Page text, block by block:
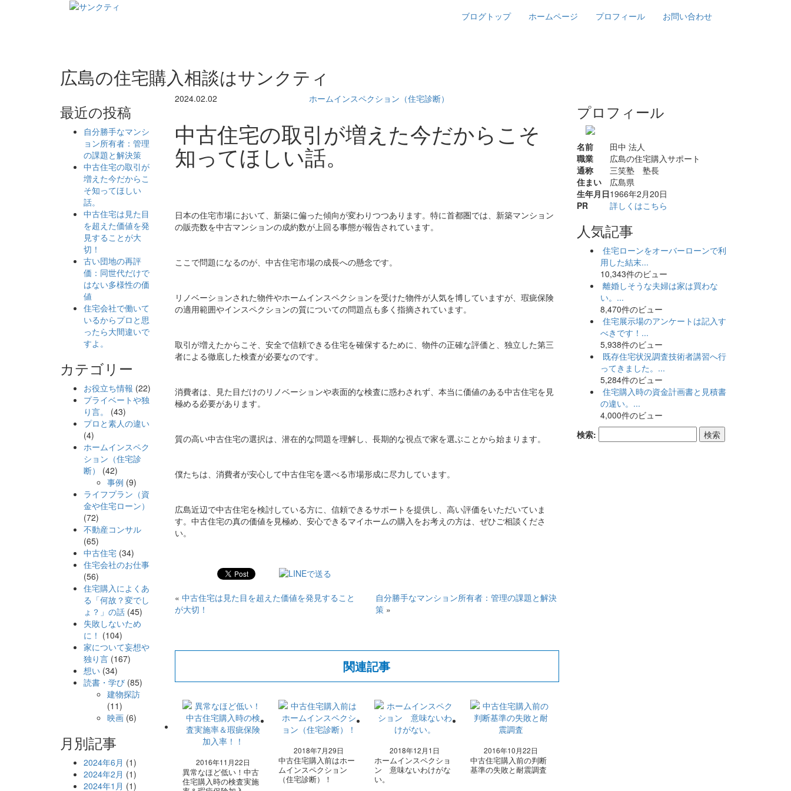
ブログトップ ホームページ プロフィール お問い合わせ
広島の住宅購入相談はサンクティ
2024.02.02 ホームインスペクション（住宅診断）
中古住宅の取引が増えた今だからこそ
知ってほしい話。
日本の住宅市場において、新築に偏った傾向が変わりつつあります。特に首都圏では、新築マンション
の販売数を中古マンションの成約数が上回る事態が報告されています。
ここで問題になるのが、中古住宅市場の成長への懸念です。
リノベーションされた物件やホームインスペクションを受けた物件が人気を博していますが、瑕疵保険
の適用範囲やインスペクションの質についての問題点も多く指摘されています。
取引が増えたからこそ、安全で信頼できる住宅を確保するために、物件の正確な評価と、独立した第三
者による徹底した検査が必要なのです。
消費者は、見た目だけのリノベーションや表面的な検査に惑わされず、本当に価値のある中古住宅を見
極める必要があります。
質の高い中古住宅の選択は、潜在的な問題を理解し、長期的な視点で家を選ぶことから始まります。
僕たちは、消費者が安心して中古住宅を選べる市場形成に尽力しています。
広島近辺で中古住宅を検討している方に、信頼できるサポートを提供し、高い評価をいただいていま
す。中古住宅の真の価値を見極め、安心できるマイホームの購入をお考えの方は、ぜひご相談くださ
い。
« 中古住宅は見た目を超えた価値を発見すること
が大切！
自分勝手なマンション所有者：管理の課題と解決
策 »
関連記事
2016年11月22日
異常なほど低い！中古
住宅購入時の検査実施
2018年7月29日
中古住宅購入前はホー
ムインスペクション
（住宅診断）！
2018年12月1日
ホームインスペクショ
ン 意味ないわけがな
い。
2016年10月22日
中古住宅購入前の判断
基準の失敗と耐震調査
プロフィール
名前
田中 法人
職業
広島の住宅購入サポート
通称
三笑塾 塾長
住まい
広島県
生年月日1966年2月20日
PR
詳しくはこちら
人気記事
住宅ローンをオーバーローンで利
用した結末...
10,343件のビュー
離婚しそうな夫婦は家は買わな
い。...
8,470件のビュー
住宅展示場のアンケートは記入す
べきです！...
5,938件のビュー
既存住宅状況調査技術者講習へ行
ってきました。...
5,284件のビュー
住宅購入時の資金計画書と見積書
の違い。...
4,000件のビュー
検索:
最近の投稿
自分勝手なマンシ
ョン所有者：管理
の課題と解決策
中古住宅の取引が
増えた今だからこ
そ知ってほしい
話。
中古住宅は見た目
を超えた価値を発
見することが大
切！
古い団地の再評
価：同世代だけで
はない多様性の価
値
住宅会社で働いて
いるからプロと思
ったら大間違いで
すよ。
カテゴリー
お役立ち情報 (22)
プライベートや独
り言。
(43)
プロと素人の違い
(4)
ホームインスペク
ション（住宅診
断）
(42)
事例 (9)
ライフプラン（資
金や住宅ローン）
(72)
不動産コンサル
(65)
中古住宅 (34)
住宅会社のお仕事
(56)
住宅購入によくあ
る「何故？変でし
ょ？」の話 (45)
失敗しないため
に！ (104)
家について妄想や
独り言 (167)
想い (34)
読書・学び (85)
建物探訪
(11)
映画 (6)
月別記事
2024年6月 (1)
2024年2月 (1)
2024年1月 (1)